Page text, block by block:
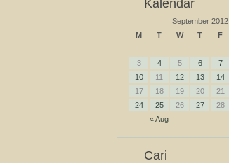
Kalendar
September 2012
M
T W T F
« Aug
3
4 5 6 7
10
11 12 13 14
17
18 19 20 21
24
25 26 27 28
Cari